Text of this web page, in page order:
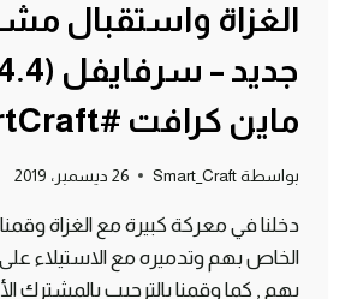
الغزاة واستقبال
ماين كرافت #SmartCraft
بواسطة Smart_Craft 26 ديسمبر، 2019
دخلنا في معركة كبيرة مع الغزاة وقمنا
الخاص بهم وتدميره مع الاستيلاء على
بهم , كما وقمنا بالترحيب بالمشترك